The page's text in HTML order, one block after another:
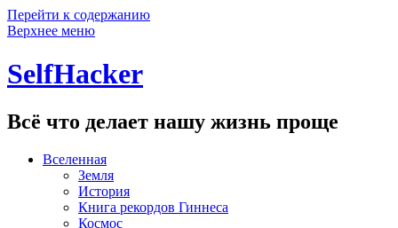
Перейти к содержанию
Верхнее меню
SelfHacker
Всё что делает нашу жизнь проще
Вселенная
Земля
История
Книга рекордов Гиннеса
Космос